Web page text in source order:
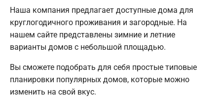
Наша компания предлагает доступные дома для
круглогодичного проживания и загородные. На
нашем сайте представлены зимние и летние
варианты домов с небольшой площадью.
Вы сможете подобрать для себя простые типовые
планировки популярных домов, которые можно
изменить на свой вкус.